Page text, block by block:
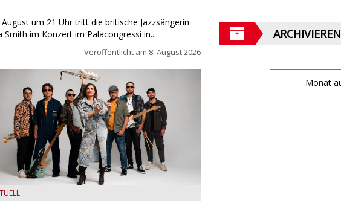
um 21 Uhr tritt die britische Jazzsängerin
Smith im Konzert im Palacongressi in...
Veröffentlicht am 8. August 2026
del Garda: Die "Dirotta su Cuba" zu Gast
ARCHIVIEREN